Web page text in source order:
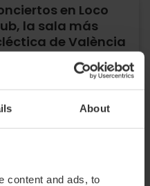
About
content and ads, to
en Loco
la sala más
de València
08/2026 - 07/08/2026